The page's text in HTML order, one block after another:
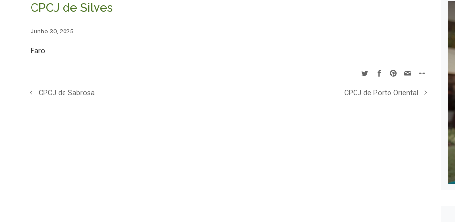
CPCJ de Silves
Junho 30, 2025
Faro
CPCJ de Sabrosa CPCJ de Porto Oriental